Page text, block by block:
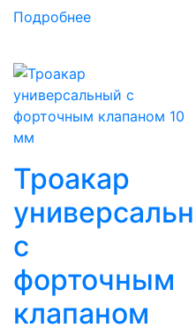
Подробнее
Троакар
с
форточным
клапаном